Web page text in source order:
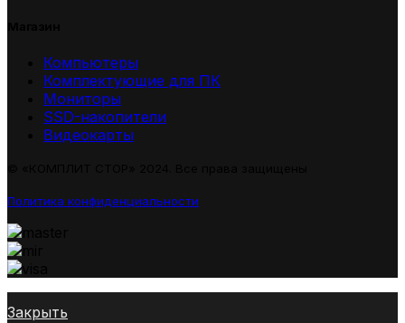
Компьютеры
Комплектующие для ПК
Мониторы
SSD-накопители
Видеокарты
Политика конфиденциальности
Закрыть